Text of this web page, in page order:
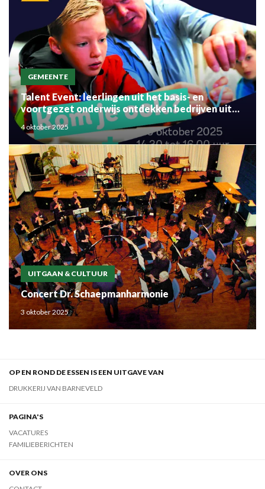
GEMEENTE
Talent Event: leerlingen uit het basis- en
voortgezet onderwijs ontdekken bedrijven uit
de regio
4 oktober 2025
UITGAAN & CULTUUR
Concert Dr. Schaepmanharmonie
3 oktober 2025
OP EN ROND DE ESSEN IS EEN UITGAVE VAN
DRUKKERIJ VAN BARNEVELD
PAGINA'S
VACATURES
FAMILIEBERICHTEN
OVER ONS